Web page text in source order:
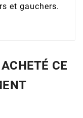
et gauchers.
CE